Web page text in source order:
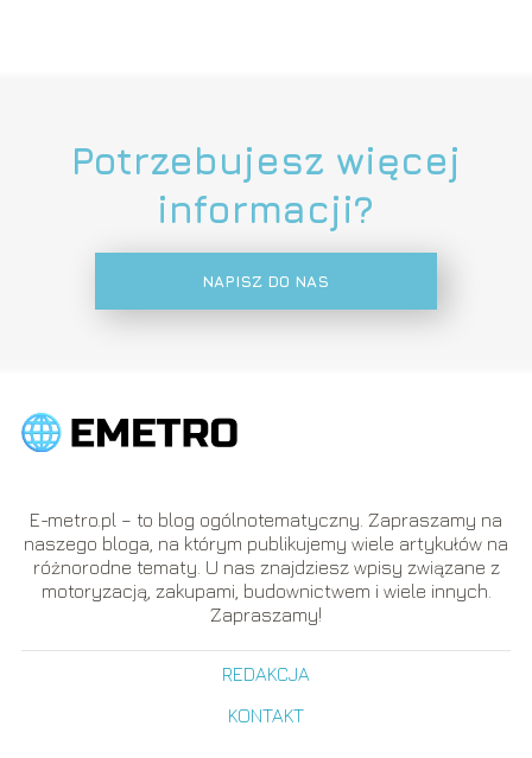
Potrzebujesz więcej
informacji?
NAPISZ DO NAS
E-metro.pl – to blog ogólnotematyczny. Zapraszamy na
naszego bloga, na którym publikujemy wiele artykułów na
różnorodne tematy. U nas znajdziesz wpisy związane z
motoryzacją, zakupami, budownictwem i wiele innych.
Zapraszamy!
REDAKCJA
KONTAKT